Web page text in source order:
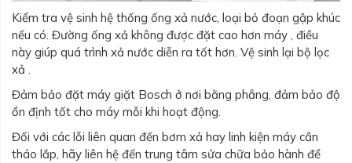
Kiểm tra vệ sinh hệ thống ống xả nước, loại bỏ đoạn gập khúc
nếu có. Đường ống xả không được đặt cao hơn máy , điều
này giúp quá trình xả nước diễn ra tốt hơn. Vệ sinh lại bộ lọc
xả .
Đảm bảo đặt máy giặt Bosch ở nơi bằng phẳng, đảm bảo độ
ổn định tốt cho máy mỗi khi hoạt động.
Đối với các lỗi liên quan đến bơm xả hay linh kiện máy cần
tháo lắp, hãy liên hệ đến trung tâm sửa chữa bảo hành để